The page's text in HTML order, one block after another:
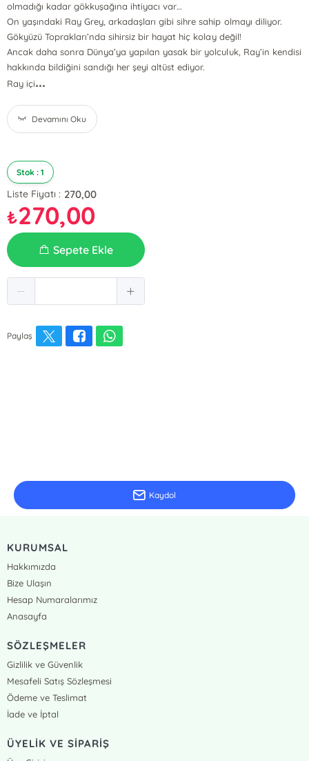
olmadığı kadar gökkuşağına ihtiyacı var…
On yaşındaki Ray Grey, arkadaşları gibi sihre sahip olmayı diliyor.
Gökyüzü Toprakları’nda sihirsiz bir hayat hiç kolay değil!
Ancak daha sonra Dünya’ya yapılan yasak bir yolculuk, Ray’in kendisi
hakkında bildiğini sandığı her şeyi altüst ediyor.
Ray içi...
Devamını Oku
Stok : 1
Liste Fiyatı : 270,00
₺270,00
Sepete Ekle
Paylaş
Kaydol
KURUMSAL
Hakkımızda
Bize Ulaşın
Hesap Numaralarımız
Anasayfa
SÖZLEŞMELER
Gizlilik ve Güvenlik
Mesafeli Satış Sözleşmesi
Ödeme ve Teslimat
İade ve İptal
ÜYELİK VE SİPARİŞ